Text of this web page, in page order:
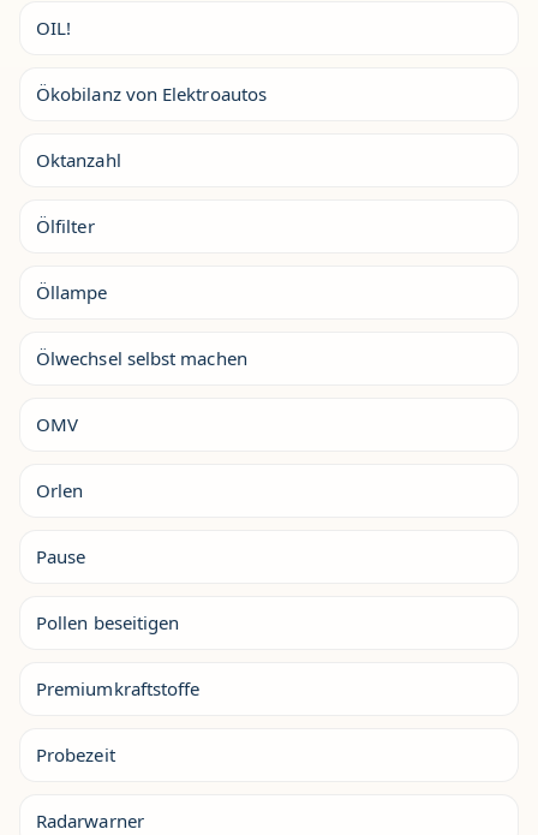
OIL!
Ökobilanz von Elektroautos
Oktanzahl
Ölfilter
Öllampe
Ölwechsel selbst machen
OMV
Orlen
Pause
Pollen beseitigen
Premiumkraftstoffe
Probezeit
Radarwarner